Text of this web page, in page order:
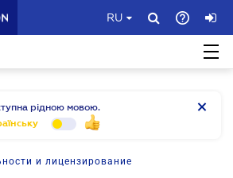
RU
рідною мовою.
и лицензирование